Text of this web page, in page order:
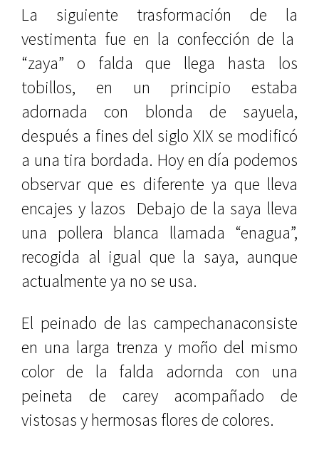
La siguiente trasformación de la
vestimenta fue en la confección de la
“zaya” o falda que llega hasta los
tobillos, en un principio estaba
adornada con blonda de sayuela,
después a fines del siglo XIX se modificó
a una tira bordada. Hoy en día podemos
observar que es diferente ya que lleva
encajes y lazos Debajo de la saya lleva
una pollera blanca llamada “enagua”,
recogida al igual que la saya, aunque
actualmente ya no se usa.
El peinado de las campechanaconsiste
en una larga trenza y moño del mismo
color de la falda adornda con una
peineta de carey acompañado de
vistosas y hermosas flores de colores.